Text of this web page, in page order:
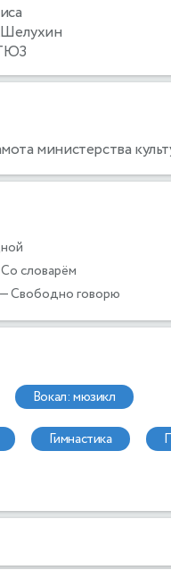
министерства
словарём
— Свободно говорю
вокал: мюзикл
гимнастика